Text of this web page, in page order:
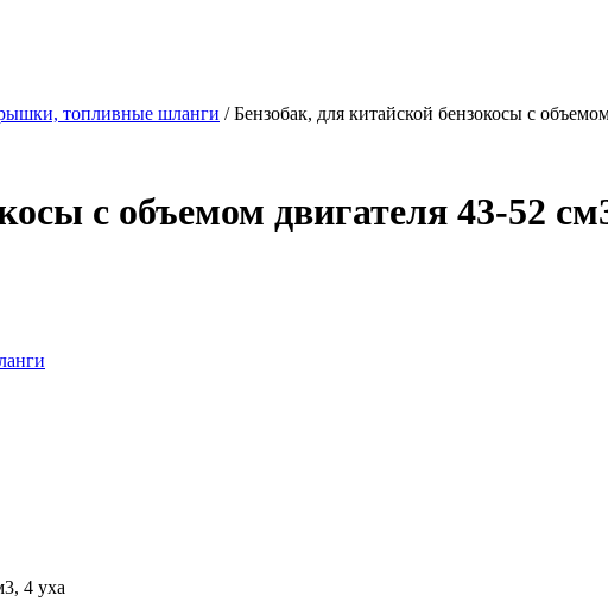
топливные шланги / Бензобак, для китайской бензокосы с
с объемом двигателя 43-52
4 уха